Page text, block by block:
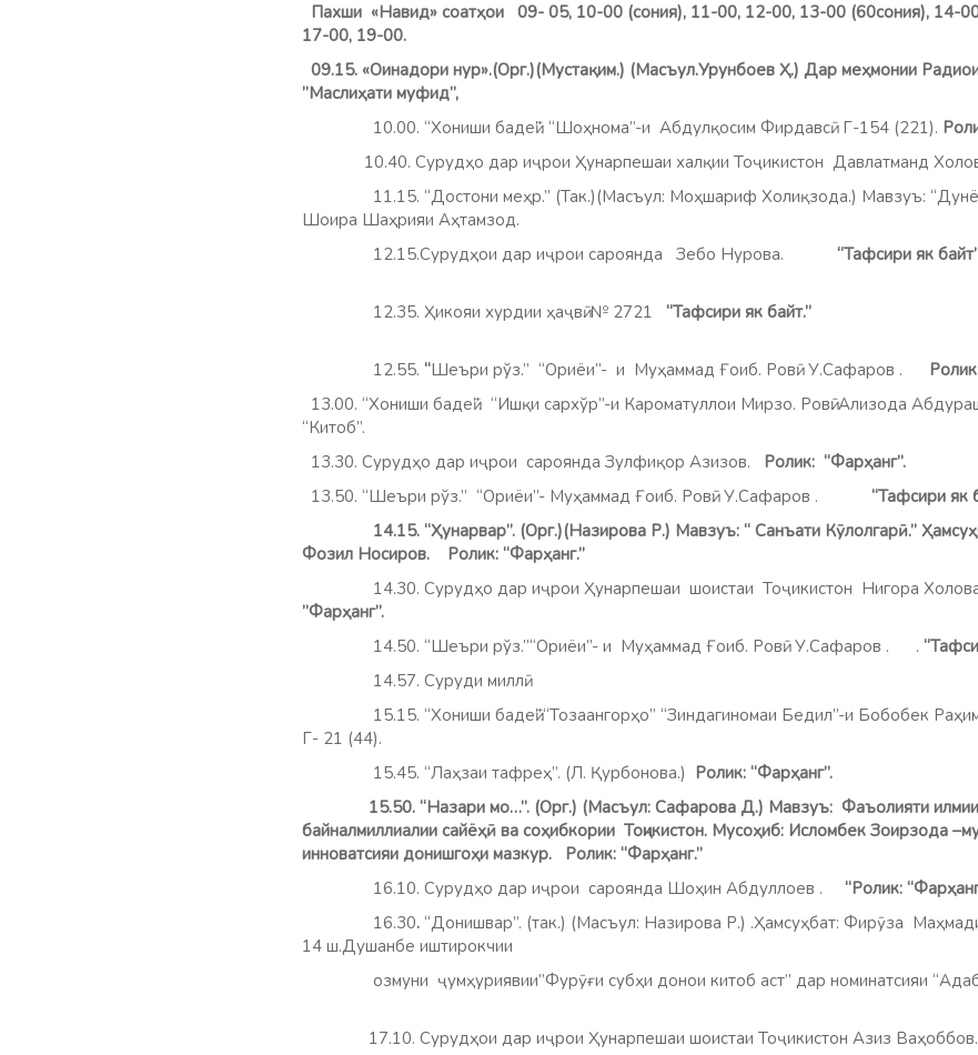
Пахши «Навид» соатҳои 09- 05, 10-00 (сония), 11-00, 12-00, 13-00 (60сония), 14-
17-00, 19-00.
09.15. «Оинадори нур».(Орг.)(Мустақим.) (Масъул.Урунбоев Ҳ.) Дар меҳмонии Радиои
”Маслиҳати муфид”,
10.00. “Хониши бадеӣ”. “Шоҳнома”-и Абдулқосим Фирдавсӣ. Г-154 (221).
10.40. Сурудҳо дар иҷрои Ҳунарпешаи халқии Тоҷикистон Давлатманд
11.15. “Достони меҳр.” (Так.)(Масъул: Моҳшариф Холиқзода.) Мавзуъ: “Дунёи
Шоира Шаҳрияи Аҳтамзод.
12.15.Сурудҳои дар иҷрои сароянда Зебо Нурова.
“Тафсири як
12.35. Ҳикояи хурдии ҳаҷвӣ. № 2721 “Тафсири як байт.”
12.55. “Шеъри рўз.” “Ориёи”- и Муҳаммад Ғоиб. Ровӣ: У.Сафаров .
13.00. “Хониши бадеӣ”. “Ишқи сархўр”-и Кароматуллои Мирзо. Ровӣ: Ализода
“Китоб”.
13.30. Сурудҳо дар иҷрои сароянда Зулфиқор Азизов. Ролик: “Фарҳанг”.
13.50. “Шеъри рўз.” “Ориёи”- Муҳаммад Ғоиб. Ровӣ: У.Сафаров .
“Тафсири як
14.15. “Ҳунарвар”. (Орг.)(Назирова Р.) Мавзуъ: “ Санъати Кӯлолгарӣ.”
Фозил Носиров. Ролик: “Фарҳанг.”
14.30. Сурудҳо дар иҷрои Ҳунарпешаи шоистаи Тоҷикистон Нигора
”Фарҳанг”.
14.50. “Шеъри рўз.”“Ориёи”- и Муҳаммад Ғоиб. Ровӣ: У.Сафаров . .
14.57. Суруди миллӣ.
15.15. “Хониши бадеӣ”.“Тозаангорҳо” “Зиндагиномаи Бедил”-и Бобобек
Г- 21 (44).
15.45. “Лаҳзаи тафреҳ”. (Л. Қурбонова.) Ролик: “Фарҳанг”.
15.50. “Назари мо…”. (Орг.) (Масъул: Сафарова Д.) Мавзуъ: Фаъолияти
байналмиллиалии сайёҳӣ ва соҳибкории Тоҷикистон. Мусоҳиб: Исломбек Зоирзода
инноватсияи донишгоҳи мазкур. Ролик: “Фарҳанг.”
16.10. Сурудҳо дар иҷрои сароянда Шоҳин Абдуллоев . “Ролик:
16.30. “Донишвар”. (так.) (Масъул: Назирова Р.) .Ҳамсуҳбат: Фирӯза
14 ш.Душанбе иштирокчии
озмуни ҷумҳуриявии”Фурӯғи субҳи донои китоб аст” дар номинатсияи
17.10. Сурудҳои дар иҷрои Ҳунарпешаи шоистаи Тоҷикистон Азиз